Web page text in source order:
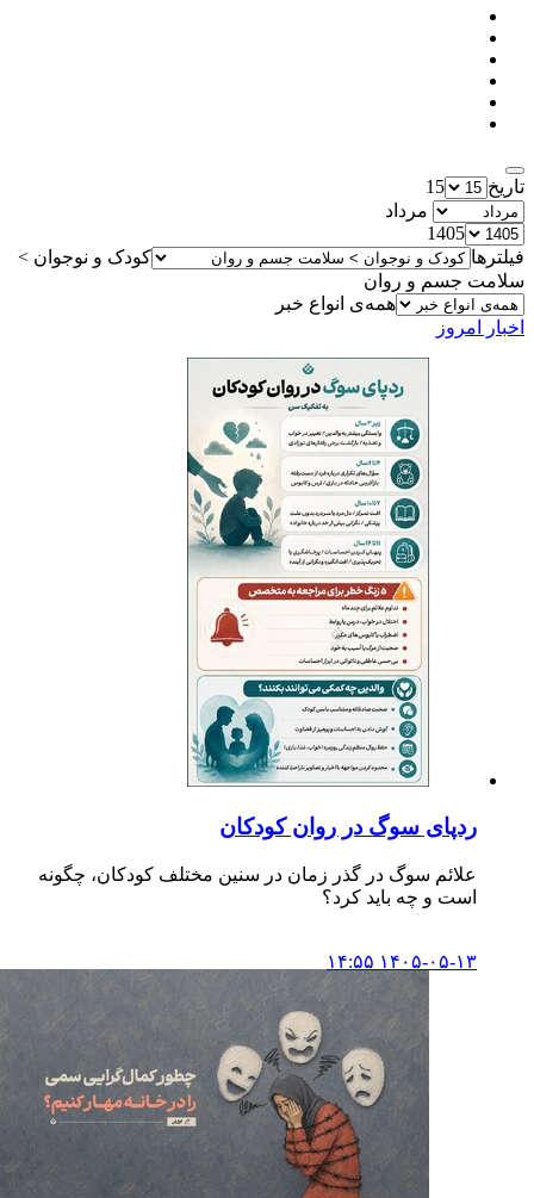
تاریخ
15
مرداد
1405
فیلترها
کودک و نوجوان >
سلامت جسم و روان
همه‌ی انواع خبر
اخبار امروز
ردپای سوگ در روان کودکان
علائم سوگ در گذر زمان در سنین مختلف کودکان، چگونه
است و چه باید کرد؟
۱۴۰۵-۰۵-۱۳ ۱۴:۵۵